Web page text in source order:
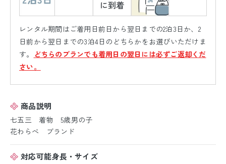
レンタル期間はご着用日前日から翌日までの2泊3日か、2
日前から翌日までの3泊4日のどちらかをお選びいただけま
す。
どちらのプランでも着用日の翌日には必ずご返却くだ
さい。
商品説明
七五三 着物 5歳男の子
花わらべ ブランド
対応可能身長・サイズ